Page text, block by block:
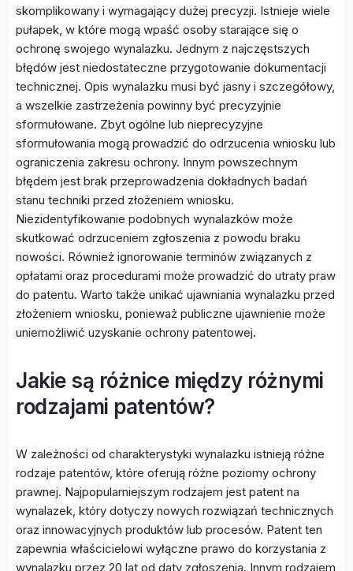
skomplikowany i wymagający dużej precyzji. Istnieje wiele
pułapek, w które mogą wpaść osoby starające się o
ochronę swojego wynalazku. Jednym z najczęstszych
błędów jest niedostateczne przygotowanie dokumentacji
technicznej. Opis wynalazku musi być jasny i szczegółowy,
a wszelkie zastrzeżenia powinny być precyzyjnie
sformułowane. Zbyt ogólne lub nieprecyzyjne
sformułowania mogą prowadzić do odrzucenia wniosku lub
ograniczenia zakresu ochrony. Innym powszechnym
błędem jest brak przeprowadzenia dokładnych badań
stanu techniki przed złożeniem wniosku.
Niezidentyfikowanie podobnych wynalazków może
skutkować odrzuceniem zgłoszenia z powodu braku
nowości. Również ignorowanie terminów związanych z
opłatami oraz procedurami może prowadzić do utraty praw
do patentu. Warto także unikać ujawniania wynalazku przed
złożeniem wniosku, ponieważ publiczne ujawnienie może
uniemożliwić uzyskanie ochrony patentowej.
Jakie są różnice między różnymi
rodzajami patentów?
W zależności od charakterystyki wynalazku istnieją różne
rodzaje patentów, które oferują różne poziomy ochrony
prawnej. Najpopularniejszym rodzajem jest patent na
wynalazek, który dotyczy nowych rozwiązań technicznych
oraz innowacyjnych produktów lub procesów. Patent ten
zapewnia właścicielowi wyłączne prawo do korzystania z
wynalazku przez 20 lat od daty zgłoszenia. Innym rodzajem